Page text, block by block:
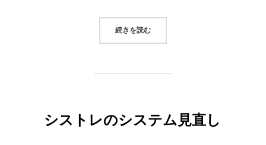
続きを読む“2022/09/30 システムトレード（
シストレのシステム見直し